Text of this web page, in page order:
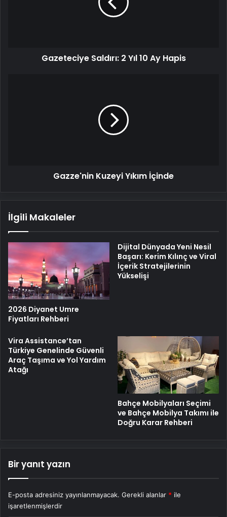
Gazeteciye Saldırı: 2 Yıl 10 Ay Hapis
Gazze'nin Kuzeyi Yıkım İçinde
İlgili Makaleler
2026 Diyanet Umre
Fiyatları Rehberi
Dijital Dünyada Yeni Nesil
Başarı: Kerim Kılınç ve Viral
İçerik Stratejilerinin
Yükselişi
Vira Assistance’tan
Türkiye Genelinde Güvenli
Araç Taşıma ve Yol Yardım
Atağı
Bahçe Mobilyaları Seçimi
ve Bahçe Mobilya Takımı ile
Doğru Karar Rehberi
Bir yanıt yazın
E-posta adresiniz yayınlanmayacak. Gerekli alanlar * ile
işaretlenmişlerdir